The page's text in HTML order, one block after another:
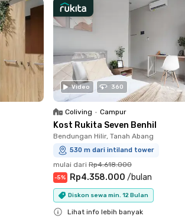
Video 360
Coliving • Campur
Kost Rukita Seven Benhil
Bendungan Hilir, Tanah Abang
530 m dari intiland tower
mulai dari Rp4.618.000
-5% Rp4.358.000 /bulan
Diskon sewa min. 12 Bulan
Lihat info lebih banyak